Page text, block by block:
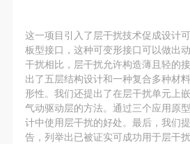
这一项目引入了层干扰技术促成设计
板型接口，这种可变形接口可以做出
干扰相比，层干扰允许构造薄且轻的
出了五层结构设计和一种复合多种材
形性。我们还提出了在层干扰单元上
气动驱动层的方法。通过三个应用原
计中使用层干扰的好处。最后，我们
告，列举出已被证实可成功用于层干扰
我已认真阅读上述条款，并且同
我已认真阅读上述条款，并且同
我已认真阅读上述条款，并且同